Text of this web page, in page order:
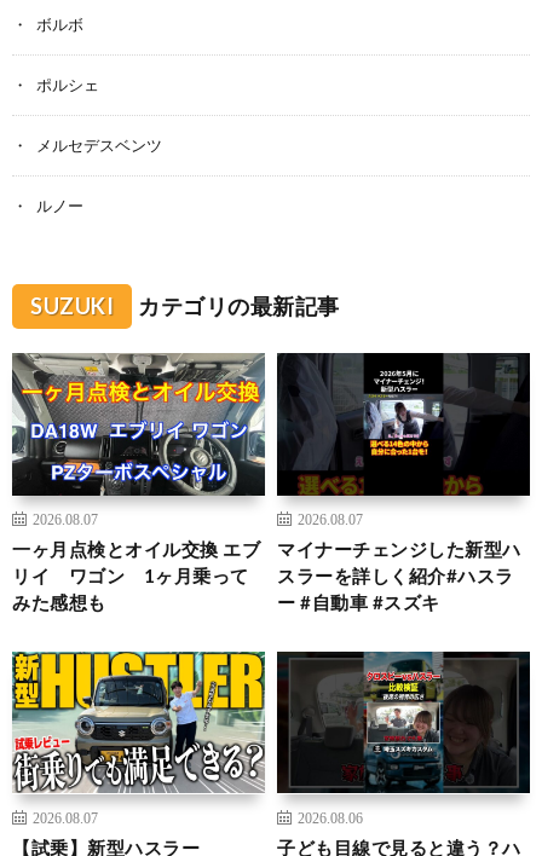
ボルボ
ポルシェ
メルセデスベンツ
ルノー
SUZUKI カテゴリの最新記事
2026.08.07
一ヶ月点検とオイル交換 エブ
リイ ワゴン 1ヶ月乗って
みた感想も
2026.08.07
マイナーチェンジした新型ハ
スラーを詳しく紹介#ハスラ
ー #自動車 #スズキ
2026.08.07
【試乗】新型ハスラー
2026.08.06
子ども目線で見ると違う？ハ